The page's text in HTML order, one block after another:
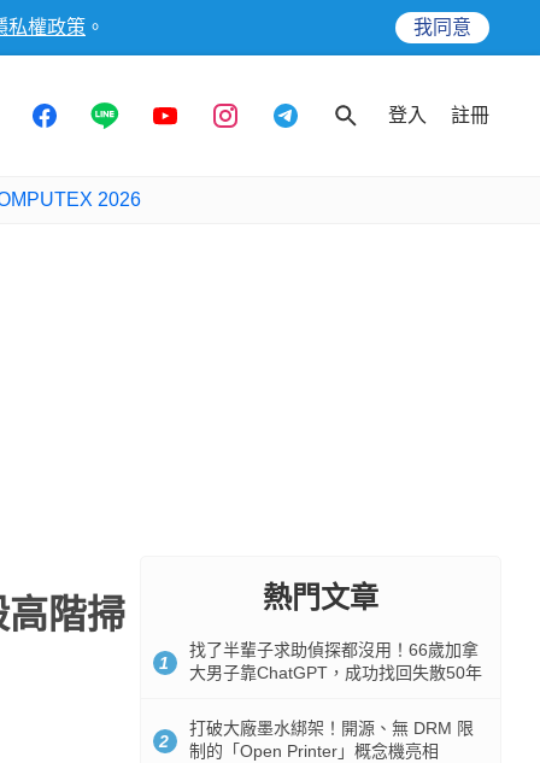
私權政策 。 我同意
登入 註冊
2026
階掃
熱門文章
1
找了半輩子求助偵探都沒用！66歲加拿
大男子靠ChatGPT，成功找回失散50年
2
打破大廠墨水綁架！開源、無 DRM 限
制的「Open Printer」概念機亮相